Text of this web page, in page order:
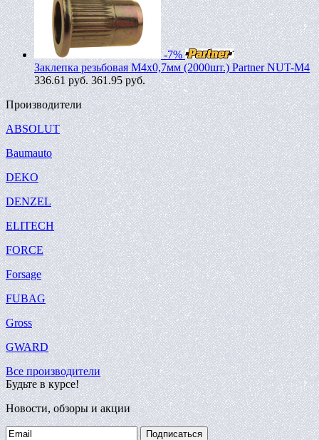
-7%
Заклепка резьбовая M4х0,7мм (2000шт.) Partner NUT-M4
336.61руб. 361.95 руб.
Производители
ABSOLUT
Baumauto
DEKO
DENZEL
ELITECH
FORCE
Forsage
FUBAG
Gross
GWARD
Все производители
Будьте в курсе!
Новости, обзоры и акции
Подписаться